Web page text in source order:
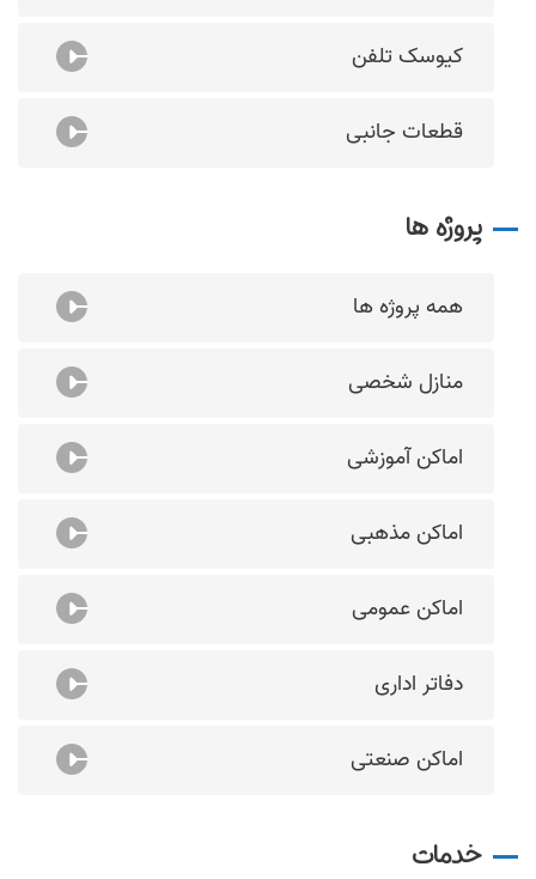
کیوسک تلفن
قطعات جانبی
پروژه ها
همه پروژه ها
منازل شخصی
اماکن آموزشی
اماکن مذهبی
اماکن عمومی
دفاتر اداری
اماکن صنعتی
خدمات